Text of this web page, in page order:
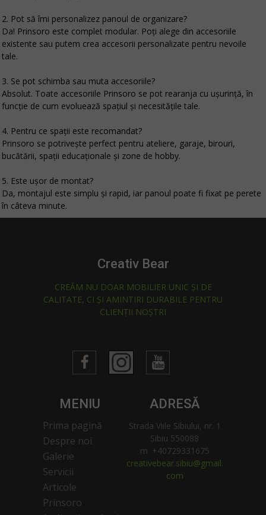
Creativ Bear
CREĂM NU DOAR MOBILIER UNIC ȘI DE
CALITATE, CI ȘI AMINTIRI DURABILE PENTRU
CLIENȚII NOȘTRI
MENIU
Prima pagină
Despre noi
Galerie
Servicii
Articole
Prinsoro
ADRESĂ
Strada Viile Sibiului, nr. 1
Sibiu 550088
m. +40729331675
creativebear.sibiu@gmail.
com
2. Pot să îmi personalizez panoul de organizare?
Da! Prinsoro este complet modular. Poți alege din accesoriile
existente sau putem crea accesorii personalizate pentru nevoile
tale.
3. Se pot schimba sau muta accesoriile?
Absolut. Toate accesoriile Prinsoro se pot rearanja cu ușurință, în
funcție de cum evoluează spațiul și necesitățile tale.
4. Pentru ce spații este recomandat?
Prinsoro se potrivește perfect pentru ateliere, garaje, birouri,
bucătării, spații educaționale și zone de hobby.
5. Este ușor de montat?
Da, montajul este simplu și rapid, iar panoul poate fi fixat pe perete
în câteva minute.